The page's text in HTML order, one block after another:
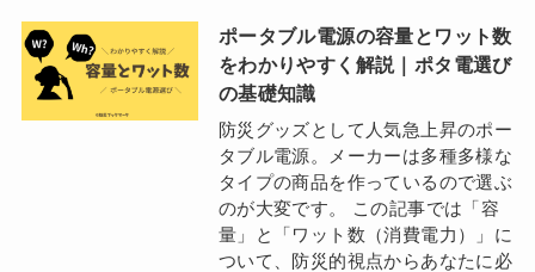
ポータブル電源の容量とワット数
をわかりやすく解説｜ポタ電選び
の基礎知識
防災グッズとして人気急上昇のポー
タブル電源。メーカーは多種多様な
タイプの商品を作っているので選ぶ
のが大変です。 この記事では「容
量」と「ワット数（消費電力）」に
ついて、防災的視点からあなたに必